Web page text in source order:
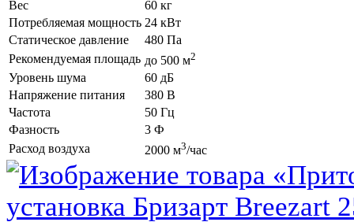
Вес
60 кг
Потребляемая мощность 24 кВт
Статическое давление
480 Па
Рекомендуемая площадь до 500 м2
Уровень шума
60 дБ
Напряжение питания
380 В
Частота
50 Гц
Фазность
3 Ф
Расход воздуха
2000 м3/час